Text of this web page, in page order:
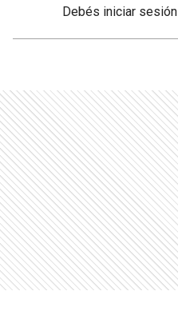
Debés iniciar sesión